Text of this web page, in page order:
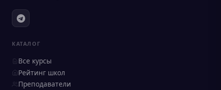
КАТАЛОГ
Все курсы
Рейтинг школ
Преподаватели